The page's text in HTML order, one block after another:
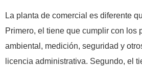
La planta de comercial es diferente
Primero, el tiene que cumplir con los
ambiental, medición, seguridad y
licencia administrativa. Segundo, el